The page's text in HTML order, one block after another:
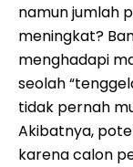
namun jumlah
meningkat?
menghadapi
seolah
tidak pernah
Akibatnya,
karena calon